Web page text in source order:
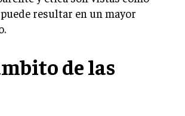
resultar en un mayor
de las